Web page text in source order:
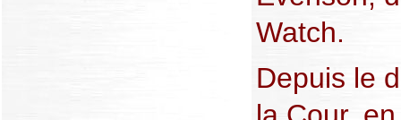
Watch.
Depuis le